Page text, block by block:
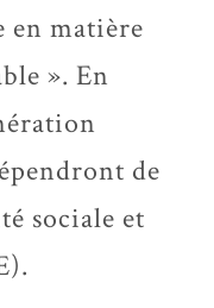
en matière
». En
de
sociale et